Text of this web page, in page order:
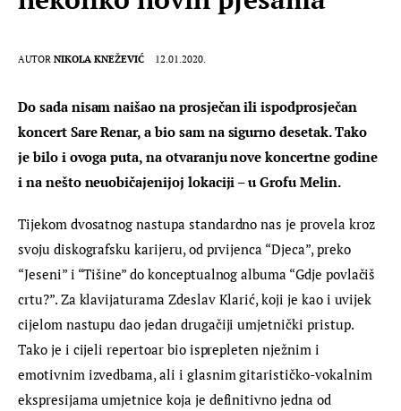
AUTOR NIKOLA KNEŽEVIĆ 12.01.2020.
Do sada nisam naišao na prosječan ili ispodprosječan
koncert Sare Renar, a bio sam na sigurno desetak. Tako
je bilo i ovoga puta, na otvaranju nove koncertne godine
i na nešto neuobičajenijoj lokaciji – u Grofu Melin.
Tijekom dvosatnog nastupa standardno nas je provela kroz
svoju diskografsku karijeru, od prvijenca “Djeca”, preko
“Jeseni” i “Tišine” do konceptualnog albuma “Gdje povlačiš
crtu?”. Za klavijaturama Zdeslav Klarić, koji je kao i uvijek
cijelom nastupu dao jedan drugačiji umjetnički pristup.
Tako je i cijeli repertoar bio isprepleten nježnim i
emotivnim izvedbama, ali i glasnim gitarističko-vokalnim
ekspresijama umjetnice koja je definitivno jedna od